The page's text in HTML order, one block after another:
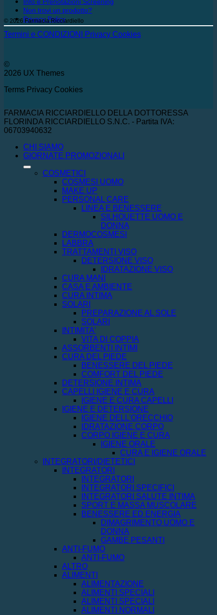
Non trovi un prodotto?
Privacy Policy
© 2026 Farmacia Ricciardiello
Termini e CONDIZIONI Privacy Cookies
©
2026 UX Themes
Terms Privacy Cookies
FARMACIA RICCIARDIELLO DELLA DOTTORESSA
FLORINDA RICCIARDIELLO S.N.C. - Partita IVA:
06703940632
CHI SIAMO
GIORNATE PROMOZIONALI
COSMETICI
COSMESI UOMO
MAKE UP
PERSONAL CARE
LINEA E BENESSERE
SILHOUETTE UOMO E
DONNA
DERMOCOSMESI
LABBRA
TRATTAMENTI VISO
DETERSIONE VISO
IDRATAZIONE VISO
CURA MANI
CASA E AMBIENTE
CURA INTIMA
SOLARI
PREPARAZIONE AL SOLE
SOLARI
INTIMITA'
VITA DI COPPIA
ASSORBENTI INTIMI
CURA DEL PIEDE
BENESSERE DEL PIEDE
COMFORT DEL PIEDE
DETERSIONE INTIMA
CAPELLI IGIENE E CURA
IGIENE E CURA CAPELLI
IGIENE E DETERSIONE
IGIENE DELL'ORECCHIO
IDRATAZIONE CORPO
CORPO IGIENE E CURA
IGIENE ORALE
CURA E IGIENE ORALE
INTEGRATORI/DIETETICI
INTEGRATORI
INTEGRATORI
INTEGRATORI SPECIFICI
INTEGRATORI SALUTE INTIMA
SPORT E MASSA MUSCOLARE
BENESSERE ED ENERGIA
DIMAGRIMENTO UOMO E
DONNA
GAMBE PESANTI
ANTI-FUMO
ANTI-FUMO
ALTRO
ALIMENTI
ALIMENTAZIONE
ALIMENTI SPECIALI
ALIMENTI SPECIALI
ALIMENTI NORMALI